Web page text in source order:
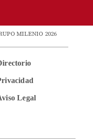
MILENIO 2026
Legal